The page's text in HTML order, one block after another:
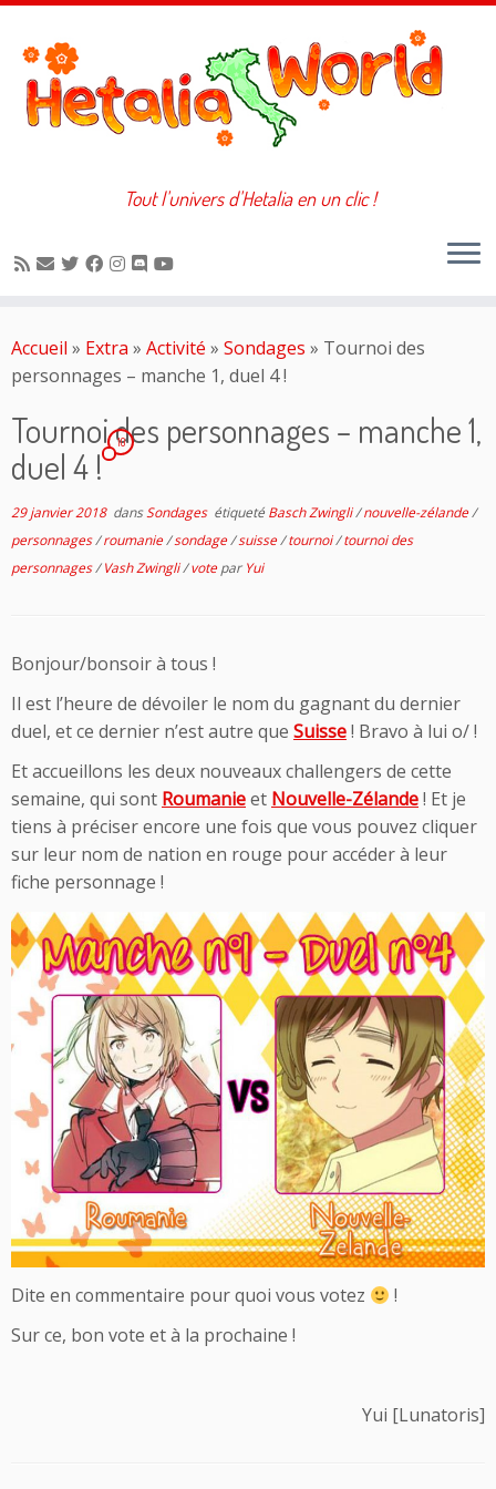
au
contenu
Tout l'univers d'Hetalia en un clic !
Accueil » Extra » Activité » Sondages » Tournoi des
personnages – manche 1, duel 4 !
Tournoi des personnages – manche 1,
duel 4 !
10
29 janvier 2018dansSondages étiqueté Basch Zwingli/nouvelle-zélande/
personnages/roumanie/sondage/suisse/tournoi/tournoi des
personnages/Vash Zwingli/votepar Yui
Bonjour/bonsoir à tous !
Il est l’heure de dévoiler le nom du gagnant du dernier
duel, et ce dernier n’est autre que Suisse! Bravo à lui o/ !
Et accueillons les deux nouveaux challengers de cette
semaine, qui sont Roumanieet Nouvelle-Zélande! Et je
tiens à préciser encore une fois que vous pouvez cliquer
sur leur nom de nation en rouge pour accéder à leur
fiche personnage !
Dite en commentaire pour quoi vous votez
!
Sur ce, bon vote et à la prochaine !
Yui [Lunatoris]